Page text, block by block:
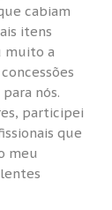
cabiam
itens
muito a
nós.
participei
que
meu